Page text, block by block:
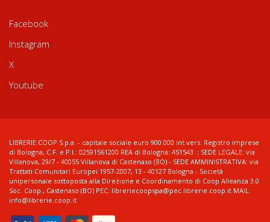
Facebook
Instagram
X
Youtube
LIBRERIE.COOP S.p.a. - capitale sociale euro 900.000 int.vers. Registro imprese
di Bologna, C.F. e P.I.: 02591561200 REA di Bologna: 451543 ; SEDE LEGALE: via
Villanova, 29/7 - 40055 Villanova di Castenaso (BO) - SEDE AMMINISTRATIVA: via
Trattati Comunitari Europei 1957-2007, 13 - 40127 Bologna - Società
unipersonale sottoposta alla Direzione e Coordinamento di Coop Alleanza 3.0
Soc. Coop., Castenaso (BO) PEC: libreriecoopspa@pec.librerie.coop.it MAIL:
info@librerie.coop.it